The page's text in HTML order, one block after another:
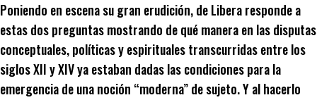
Poniendo en escena su gran erudición, de Libera responde a
estas dos preguntas mostrando de qué manera en las disputas
conceptuales, políticas y espirituales transcurridas entre los
siglos XII y XIV ya estaban dadas las condiciones para la
emergencia de una noción “moderna” de sujeto. Y al hacerlo